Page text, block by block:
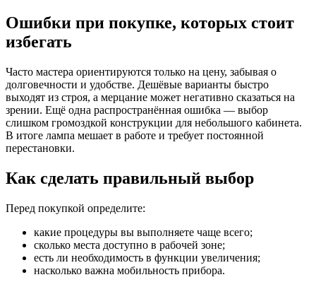
Ошибки при покупке, которых стоит
избегать
Часто мастера ориентируются только на цену, забывая о
долговечности и удобстве. Дешёвые варианты быстро
выходят из строя, а мерцание может негативно сказаться на
зрении. Ещё одна распространённая ошибка — выбор
слишком громоздкой конструкции для небольшого кабинета.
В итоге лампа мешает в работе и требует постоянной
перестановки.
Как сделать правильный выбор
Перед покупкой определите:
какие процедуры вы выполняете чаще всего;
сколько места доступно в рабочей зоне;
есть ли необходимость в функции увеличения;
насколько важна мобильность прибора.